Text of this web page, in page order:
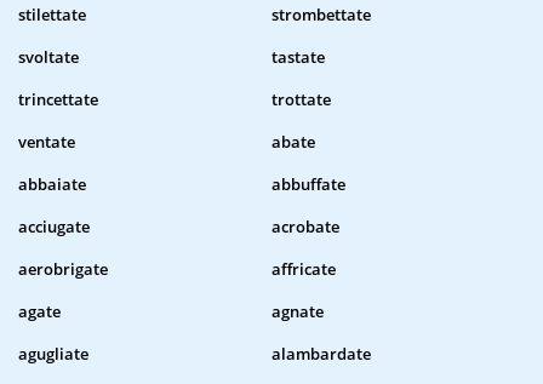
stilettate
strombettate
svoltate
tastate
trincettate
trottate
ventate
abate
abbaiate
abbuffate
acciugate
acrobate
aerobrigate
affricate
agate
agnate
agugliate
alambardate